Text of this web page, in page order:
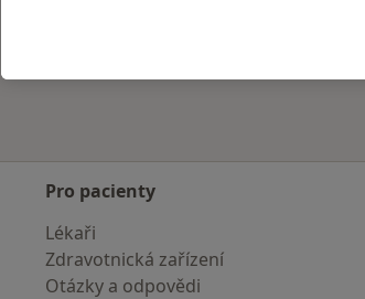
Pro pacienty
Lékaři
Zdravotnická zařízení
Otázky a odpovědi